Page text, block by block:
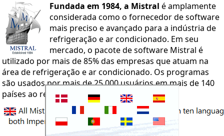
Fundada em 1984, a Mistral é amplamente
considerada como o fornecedor de software
mais preciso e avançado para a indústria de
refrigeração e ar condicionado. Em seu
mercado, o pacote de software Mistral é
utilizado por mais de 85% das empresas que atuam na
área de refrigeração e ar condicionado. Os programas
são usados ​​por mais de 25.000 usuários em mais de 140
países ao redor do mundo.